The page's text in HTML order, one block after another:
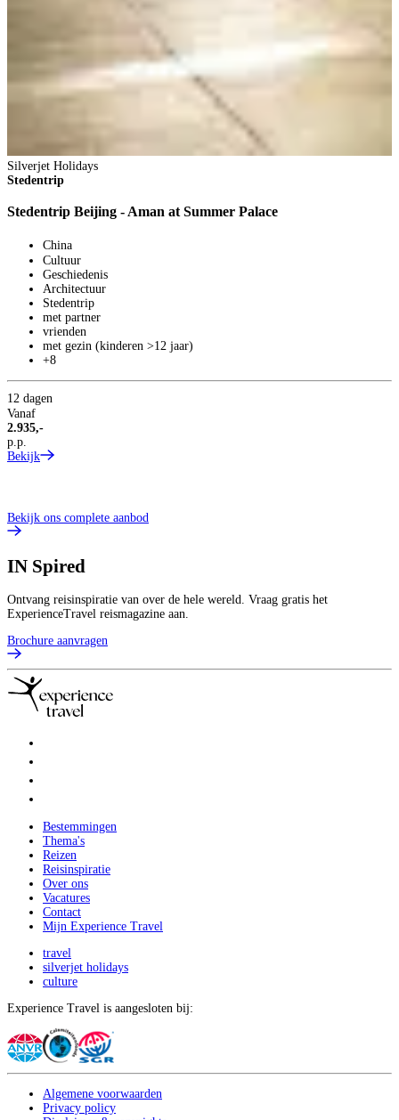
Silverjet Holidays
Stedentrip
Stedentrip Beijing - Aman at Summer Palace
China
Cultuur
Geschiedenis
Architectuur
Stedentrip
met partner
vrienden
met gezin (kinderen >12 jaar)
+8
12 dagen
Vanaf
2.935,-
p.p.
Bekijk
Bekijk ons complete aanbod
IN Spired
Ontvang reisinspiratie van over de hele wereld. Vraag gratis het
ExperienceTravel reismagazine aan.
Brochure aanvragen
Bestemmingen
Thema's
Reizen
Reisinspiratie
Over ons
Vacatures
Contact
Mijn Experience Travel
travel
silverjet holidays
culture
Experience Travel is aangesloten bij:
Algemene voorwaarden
Privacy policy